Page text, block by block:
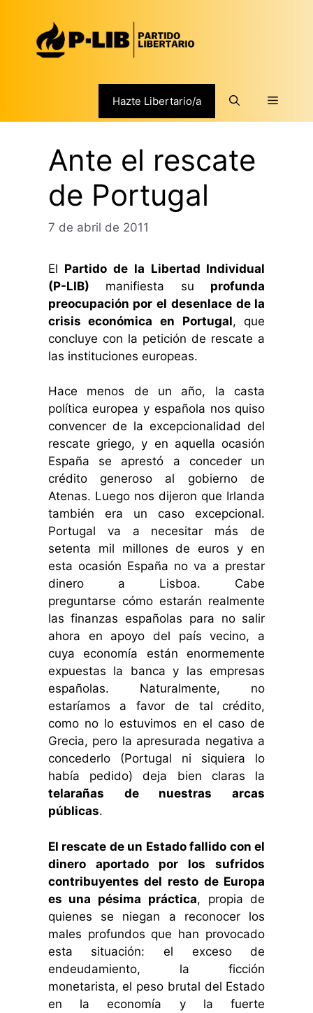
contenido
Hazte Libertario/a Menú
Ante el rescate
de Portugal
7 de abril de 2011
El Partido de la Libertad Individual
(P-LIB) manifiesta su profunda
preocupación por el desenlace de la
crisis económica en Portugal, que
concluye con la petición de rescate a
las instituciones europeas.
Hace menos de un año, la casta
política europea y española nos quiso
convencer de la excepcionalidad del
rescate griego, y en aquella ocasión
España se aprestó a conceder un
crédito generoso al gobierno de
Atenas. Luego nos dijeron que Irlanda
también era un caso excepcional.
Portugal va a necesitar más de
setenta mil millones de euros y en
esta ocasión España no va a prestar
dinero a Lisboa. Cabe
preguntarse cómo estarán realmente
las finanzas españolas para no salir
ahora en apoyo del país vecino, a
cuya economía están enormemente
expuestas la banca y las empresas
españolas. Naturalmente, no
estaríamos a favor de tal crédito,
como no lo estuvimos en el caso de
Grecia, pero la apresurada negativa a
concederlo (Portugal ni siquiera lo
había pedido) deja bien claras la
telarañas de nuestras arcas
públicas.
El rescate de un Estado fallido con el
dinero aportado por los sufridos
contribuyentes del resto de Europa
es una pésima práctica, propia de
quienes se niegan a reconocer los
males profundos que han provocado
esta situación: el exceso de
endeudamiento, la ficción
monetarista, el peso brutal del Estado
en la economía y la fuerte